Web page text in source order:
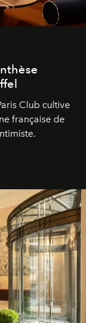
Club cultive
française de